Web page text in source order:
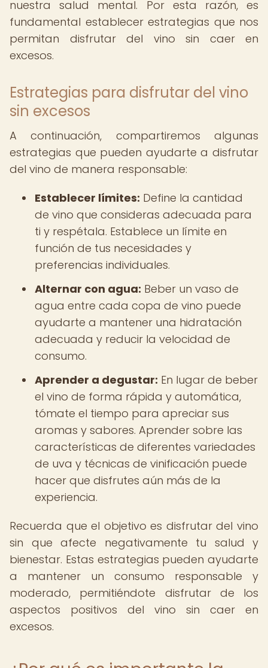
nuestra salud mental. Por esta razón, es
fundamental establecer estrategias que nos
permitan disfrutar del vino sin caer en
excesos.
Estrategias para disfrutar del vino
sin excesos
A continuación, compartiremos algunas
estrategias que pueden ayudarte a disfrutar
del vino de manera responsable:
Establecer límites: Define la cantidad
de vino que consideras adecuada para
ti y respétala. Establece un límite en
función de tus necesidades y
preferencias individuales.
Alternar con agua: Beber un vaso de
agua entre cada copa de vino puede
ayudarte a mantener una hidratación
adecuada y reducir la velocidad de
consumo.
Aprender a degustar: En lugar de beber
el vino de forma rápida y automática,
tómate el tiempo para apreciar sus
aromas y sabores. Aprender sobre las
características de diferentes variedades
de uva y técnicas de vinificación puede
hacer que disfrutes aún más de la
experiencia.
Recuerda que el objetivo es disfrutar del vino
sin que afecte negativamente tu salud y
bienestar. Estas estrategias pueden ayudarte
a mantener un consumo responsable y
moderado, permitiéndote disfrutar de los
aspectos positivos del vino sin caer en
excesos.